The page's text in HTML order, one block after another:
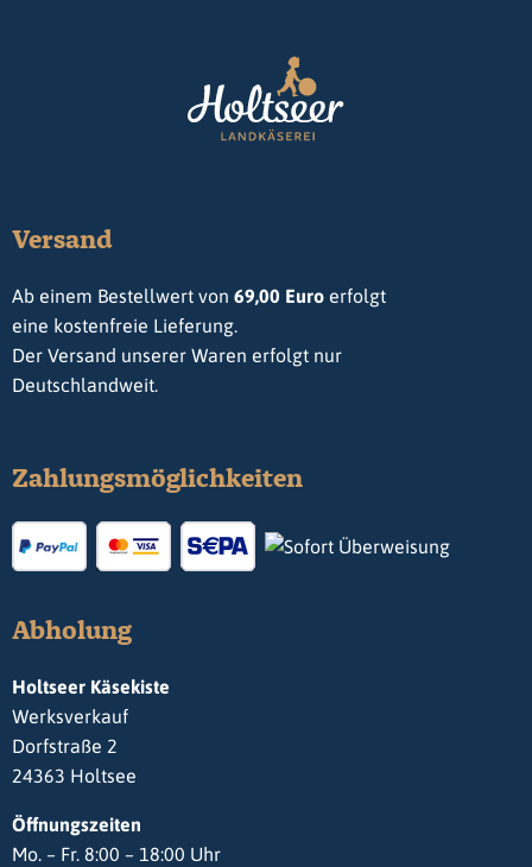
Versand
Ab einem Bestellwert von 69,00 Euro erfolgt
eine kostenfreie Lieferung.
Der Versand unserer Waren erfolgt nur
Deutschlandweit.
Zahlungsmöglichkeiten
Abholung
Holtseer Käsekiste
Werksverkauf
Dorfstraße 2
24363 Holtsee
Öffnungszeiten
Mo. – Fr. 8:00 – 18:00 Uhr